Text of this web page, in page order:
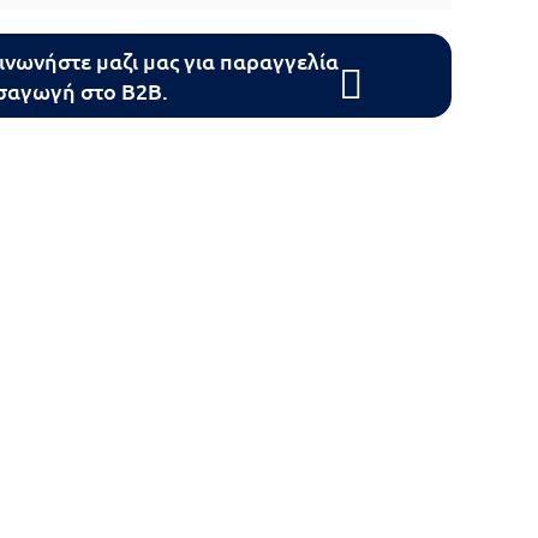
μαζι μας για παραγγελία
στο B2B.